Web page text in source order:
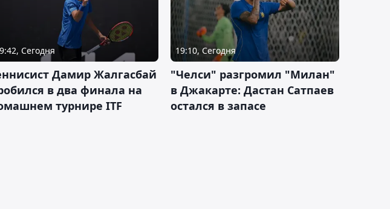
Сегодня
Дамир Жалгасбай
в два финала на
турнире ITF
19:10, Сегодня
"Челси" разгромил "Милан"
в Джакарте: Дастан Сатпаев
остался в запасе